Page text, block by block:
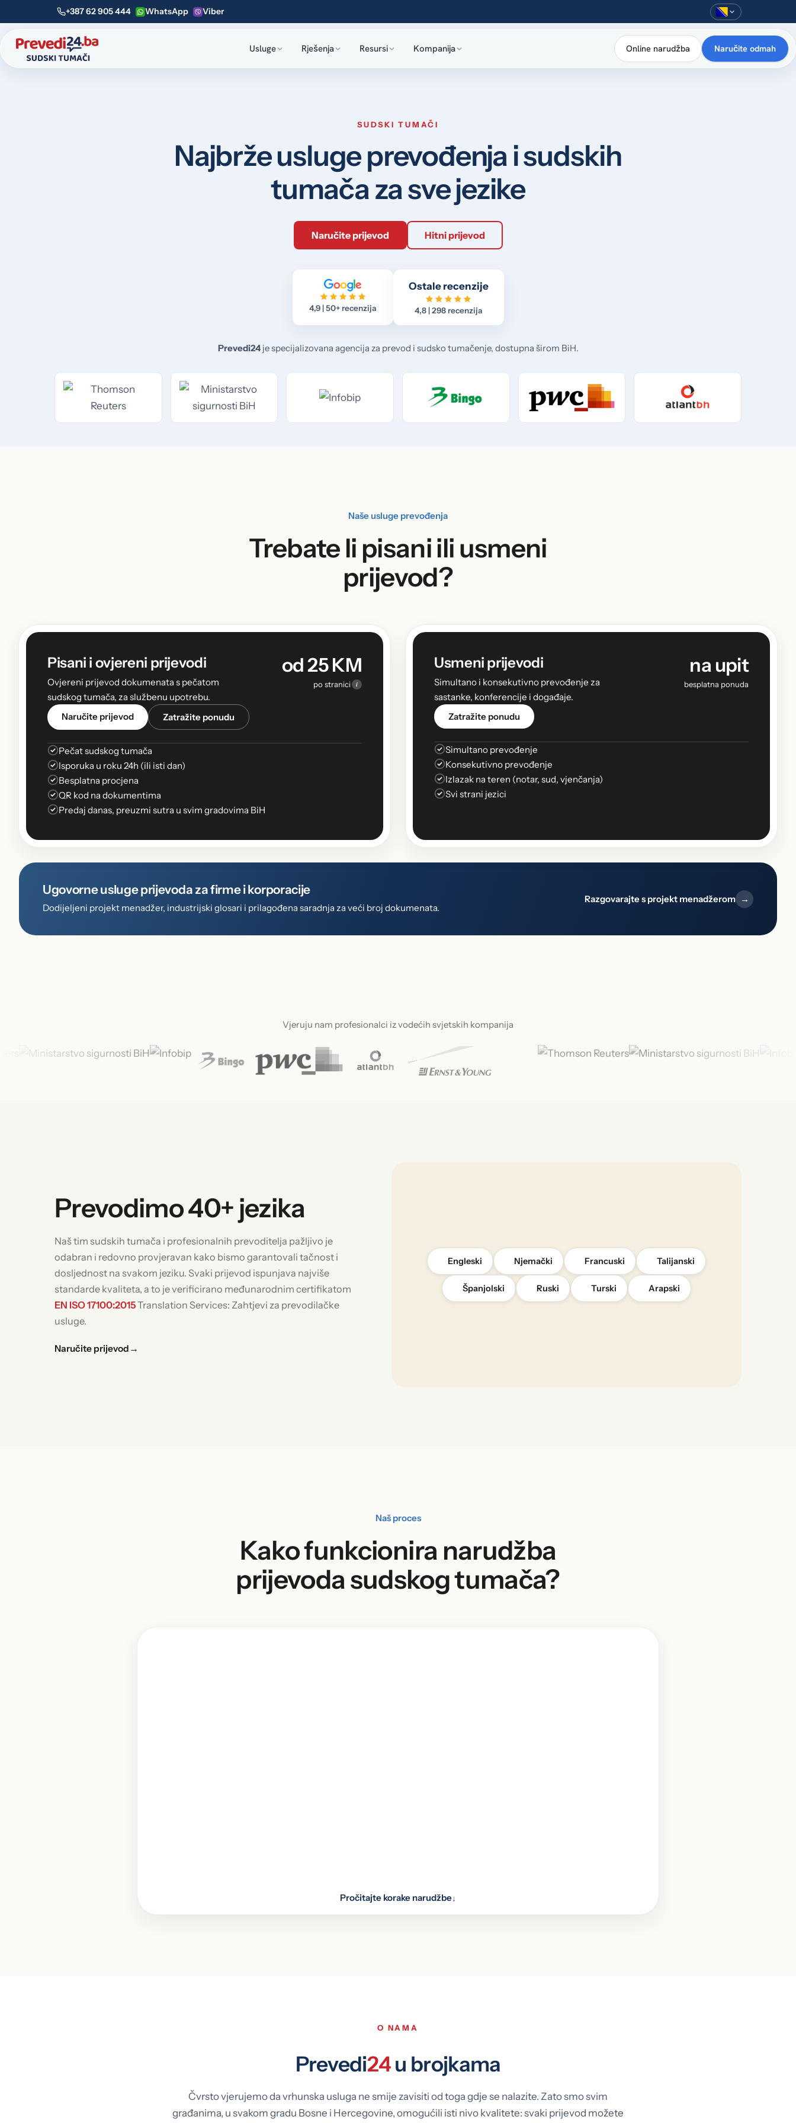
+387 62 905 444 WhatsApp Viber
Usluge Rješenja Resursi Kompanija Online narudžba Naručite odmah
SUDSKI TUMAČI
Najbrže usluge prevođenja i sudskih
tumača za sve jezike
Naručite prijevod Hitni prijevod
4,9 | 50+ recenzija
Ostale recenzije
4,8 | 298 recenzija
Prevedi24je specijalizovana agencija za prevod i sudsko tumačenje, dostupna širom BiH.
Naše usluge prevođenja
Trebate li pisani ili usmeni
prijevod?
Pisani i ovjereni prijevodi
Ovjereni prijevod dokumenata s pečatom
sudskog tumača, za službenu upotrebu.
od 25 KM
po stranici i
Naručite prijevod Zatražite ponudu
Pečat sudskog tumača
Isporuka u roku 24h (ili isti dan)
Besplatna procjena
QR kod na dokumentima
Predaj danas, preuzmi sutra u svim gradovima BiH
Usmeni prijevodi
Simultano i konsekutivno prevođenje za
sastanke, konferencije i događaje.
na upit
besplatna ponuda
Zatražite ponudu
Simultano prevođenje
Konsekutivno prevođenje
Izlazak na teren (notar, sud, vjenčanja)
Svi strani jezici
Ugovorne usluge prijevoda za firme i korporacije
Dodijeljeni projekt menadžer, industrijski glosari i prilagođena saradnja za veći broj dokumenata.
Razgovarajte s projekt menadžerom →
Vjeruju nam profesionalci iz vodećih svjetskih kompanija
Prevodimo 40+ jezika
Naš tim sudskih tumača i profesionalnih prevoditelja pažljivo je
odabran i redovno provjeravan kako bismo garantovali tačnost i
dosljednost na svakom jeziku. Svaki prijevod ispunjava najviše
standarde kvaliteta, a to je verificirano međunarodnim certifikatom
EN ISO 17100:2015Translation Services: Zahtjevi za prevodilačke
usluge.
Naručite prijevod →
Engleski Njemački Francuski Talijanski
Španjolski Ruski Turski Arapski
Naš proces
Kako funkcionira narudžba
prijevoda sudskog tumača?
Pročitajte korake narudžbe↓
O NAMA
Prevedi24u brojkama
Čvrsto vjerujemo da vrhunska usluga ne smije zavisiti od toga gdje se nalazite. Zato smo svim
građanima, u svakom gradu Bosne i Hercegovine, omogućili isti nivo kvalitete: svaki prijevod možete